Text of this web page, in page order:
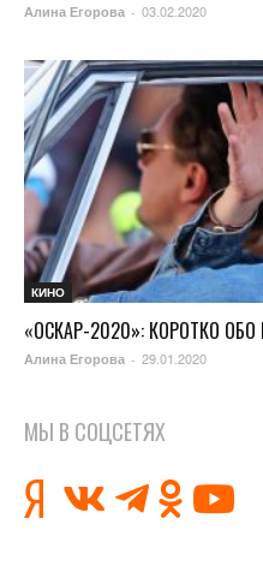
Алина Егорова - 03.02.2020
КИНО
«ОСКАР-2020»: КОРОТКО
Алина Егорова - 29.01.2020
МЫ В СОЦСЕТЯХ